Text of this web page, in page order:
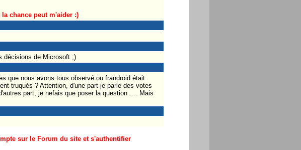
chance peut m'aider :)
décisions de Microsoft ;)
que nous avons tous observé ou frandroid était
truqués ? Attention, d'une part je parle des votes
part, je nefais que poser la question .... Mais
sur le Forum du site et s'authentifier